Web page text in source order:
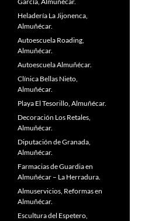
Heladería La Jijonenca,
Almuñécar.
Autoescuela Roading,
Almuñécar.
Autoescuela Almuñécar.
Clínica Bellas Nieto,
Almuñécar.
Playa El Tesorillo, Almuñécar.
Decoración Los Retales,
Almuñécar.
Diputación de Granada,
Almuñécar.
Farmacias de Guardia en
Almuñécar – La Herradura.
Almuservicios, Reformas en
Almuñécar.
Escultura del Espetero,